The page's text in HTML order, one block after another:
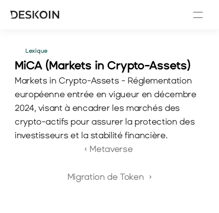
Lexique
MiCA (Markets in Crypto-Assets)
Markets in Crypto-Assets - Réglementation
européenne entrée en vigueur en décembre
2024, visant à encadrer les marchés des
crypto-actifs pour assurer la protection des
investisseurs et la stabilité financière.
‹ Metaverse
Migration de Token  ›